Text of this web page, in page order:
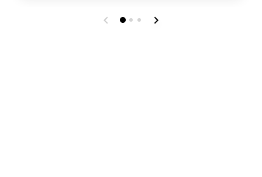
undefined Volaré Rooftop Bar